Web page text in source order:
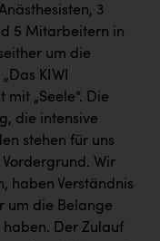
3
5 Mitarbeitern in
um die
KIWI
„Seele“. Die
die intensive
stehen für uns
Wir
haben Verständnis
um die Belange
Der Zulauf